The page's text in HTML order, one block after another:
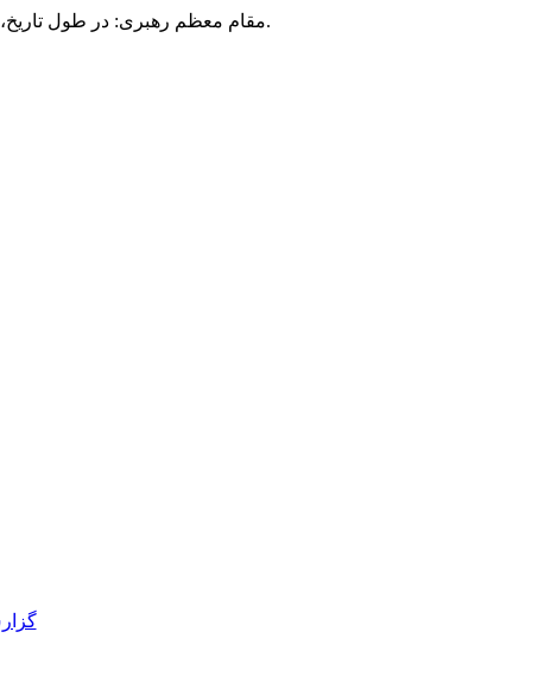
مقام معظم رهبری: در طول تاریخ، رنگ های گوناگون بر سیاست این کشور پهناور سایه افکند؛ اما رنگ ثابت مردم گیلان، رنگ ایمان بود.